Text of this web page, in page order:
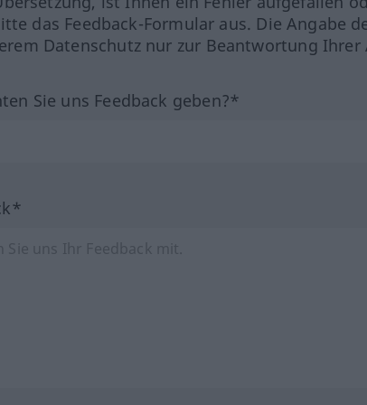
das Feedback-Formular aus. Die Angabe
Datenschutz nur zur Beantwortung Ihrer
Sie uns Feedback geben?*